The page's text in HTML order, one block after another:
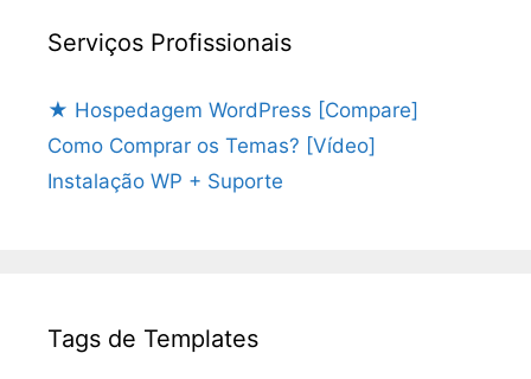
Serviços Profissionais
★ Hospedagem WordPress [Compare]
Como Comprar os Temas? [Vídeo]
Instalação WP + Suporte
Tags de Templates